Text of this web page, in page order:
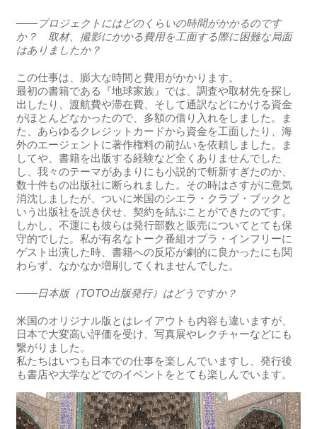
――プロジェクトにはどのくらいの時間がかかるのです
か？ 取材、撮影にかかる費用を工面する際に困難な局面
はありましたか？
この仕事は、膨大な時間と費用がかかります。
最初の書籍である『地球家族』では、調査や取材先を探し
出したり、渡航費や滞在費、そして通訳などにかける資金
がほとんどなかったので、多額の借り入れをしました。ま
た、あらゆるクレジットカードから資金を工面したり、海
外のエージェントに著作権料の前払いを依頼しました。ま
してや、書籍を出版する経験など全くありませんでした
し、我々のテーマがあまりにも小説的で斬新すぎたのか、
数十件もの出版社に断られました。その時はさすがに意気
消沈しましたが、ついに米国のシエラ・クラブ・ブックと
いう出版社を説き伏せ、契約を結ぶことができたのです。
しかし、不運にも彼らは発行部数と販売についてとても保
守的でした。私が有名なトーク番組オプラ・インフリーに
ゲスト出演した時、書籍への反応が劇的に良かったにも関
わらず、なかなか増刷してくれませんでした。
――日本版（TOTO出版発行）はどうですか？
米国のオリジナル版とはレイアウトも内容も違いますが、
日本で大変高い評価を受け、写真展やレクチャーなどにも
繋がりました。
私たちはいつも日本での仕事を楽しんでいますし、発行後
も書店や大学などでのイベントをとても楽しんでいます。